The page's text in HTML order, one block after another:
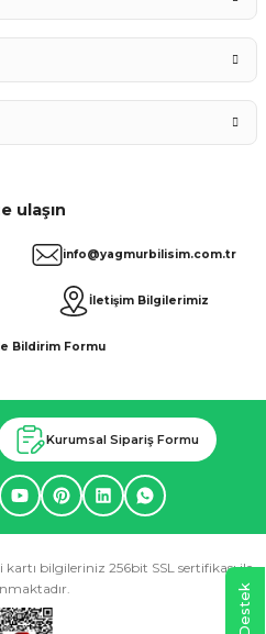
ulaşın
info@yagmurbilisim.com.tr
İletişim Bilgilerimiz
Bildirim Formu
Kurumsal Sipariş Formu
bilgileriniz 256bit SSL sertifikası ile